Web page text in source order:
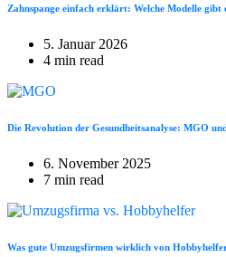
Zahnspange einfach erklärt: Welche Modelle gibt
5. Januar 2026
4 min read
Die Revolution der Gesundheitsanalyse: MGO
6. November 2025
7 min read
Was gute Umzugsfirmen wirklich von